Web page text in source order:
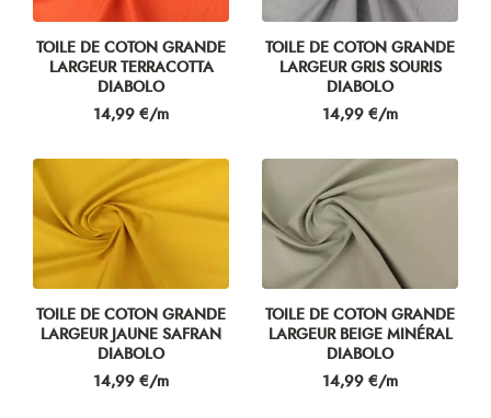
TOILE DE COTON GRANDE
LARGEUR TERRACOTTA
DIABOLO
Prix
14,99 €/m
TOILE DE COTON GRANDE
LARGEUR GRIS SOURIS
DIABOLO
Prix
14,99 €/m
TOILE DE COTON GRANDE
LARGEUR JAUNE SAFRAN
DIABOLO
Prix
14,99 €/m
TOILE DE COTON GRANDE
LARGEUR BEIGE MINÉRAL
DIABOLO
Prix
14,99 €/m